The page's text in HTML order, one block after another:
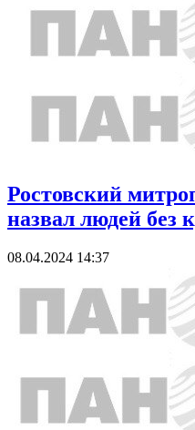
Ростовский
назвал людей без
08.04.2024 14:37